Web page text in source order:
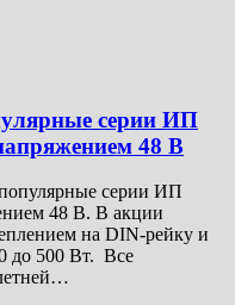
серии ИП
48 В
серии ИП
48 В. В акции
на DIN-рейку и
до 500 Вт. Все